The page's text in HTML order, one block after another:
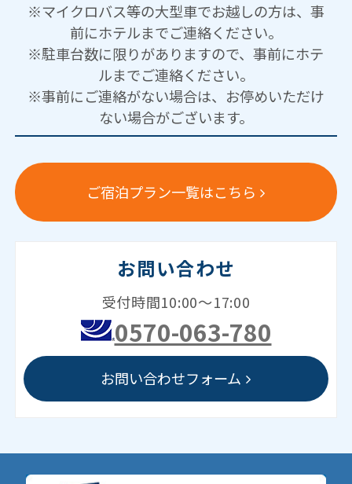
※マイクロバス等の大型車でお越しの方は、事
前にホテルまでご連絡ください。
※駐車台数に限りがありますので、事前にホテ
ルまでご連絡ください。
※事前にご連絡がない場合は、お停めいただけ
ない場合がございます。
ご宿泊プラン一覧はこちら
お問い合わせ
受付時間10:00～17:00
0570-063-780
お問い合わせフォーム